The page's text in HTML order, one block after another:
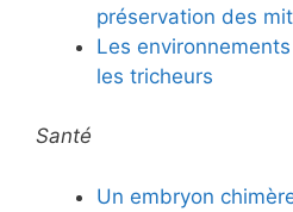
préservation des
Les
les tricheurs
Santé
Un embryon